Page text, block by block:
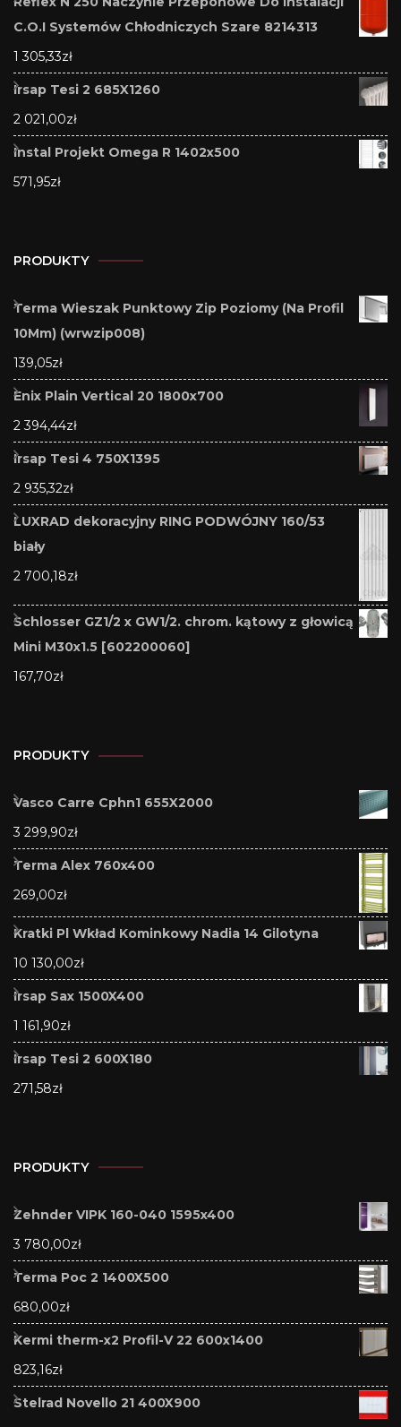
C.O.I Systemów Chłodniczych Szare 8214313
1 305,33zł
Irsap Tesi 2 685X1260
2 021,00zł
Instal Projekt Omega R 1402x500
571,95zł
PRODUKTY
Terma Wieszak Punktowy Zip Poziomy (Na Profil
10Mm) (wrwzip008)
139,05zł
Enix Plain Vertical 20 1800x700
2 394,44zł
Irsap Tesi 4 750X1395
2 935,32zł
LUXRAD dekoracyjny RING PODWÓJNY 160/53
biały
2 700,18zł
Schlosser GZ1/2 x GW1/2. chrom. kątowy z głowicą
Mini M30x1.5 [602200060]
167,70zł
PRODUKTY
Vasco Carre Cphn1 655X2000
3 299,90zł
Terma Alex 760x400
269,00zł
Kratki Pl Wkład Kominkowy Nadia 14 Gilotyna
10 130,00zł
Irsap Sax 1500X400
1 161,90zł
Irsap Tesi 2 600X180
271,58zł
PRODUKTY
Zehnder VIPK 160-040 1595x400
3 780,00zł
Terma Poc 2 1400X500
680,00zł
Kermi therm-x2 Profil-V 22 600x1400
823,16zł
Stelrad Novello 21 400X900